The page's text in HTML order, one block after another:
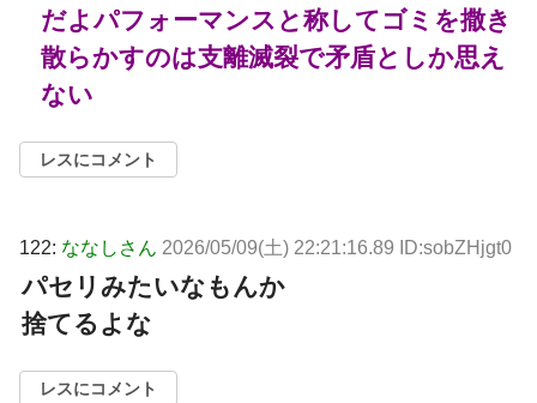
だよパフォーマンスと称してゴミを撒き
散らかすのは支離滅裂で矛盾としか思え
ない
レスにコメント
122: ななしさん 2026/05/09(土) 22:21:16.89 ID:sobZHjgt0
パセリみたいなもんか
捨てるよな
レスにコメント